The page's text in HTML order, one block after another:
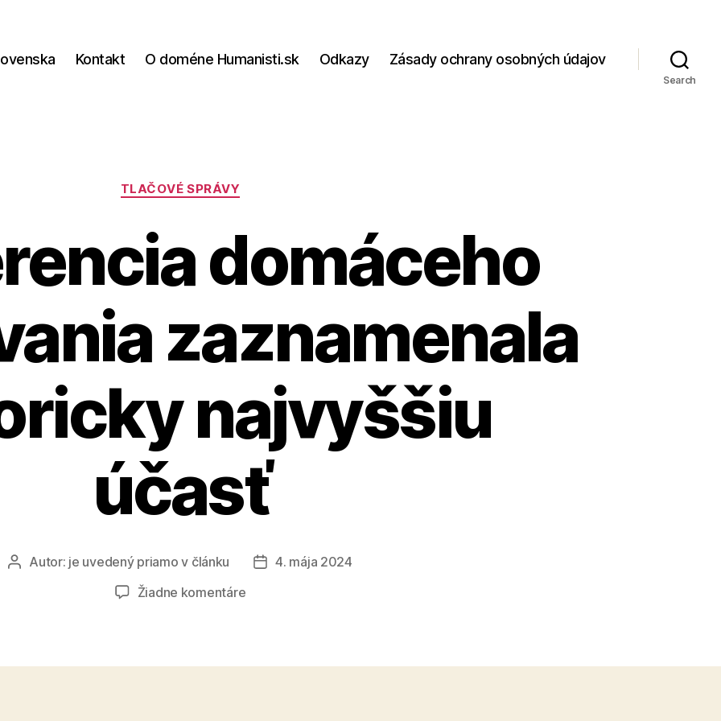
Kontakt O doméne Humanisti.sk Odkazy Zásady ochrany osobných údajov
Search
Kategórie
TLAČOVÉ SPRÁVY
domáceho
zaznamenala
najvyššiu
účasť
AutorAutor: je uvedený priamo v článku
Dátum
4. mája 2024
Žiadne komentárena
zaznamenala